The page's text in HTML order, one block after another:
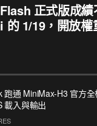
正式版成
的 1/19，開放權
跑通 MiniMax-H3 官方
載入與輸出